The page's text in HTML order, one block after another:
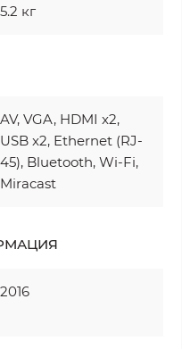
5.2 кг
AV, VGA, HDMI x2,
USB x2, Ethernet (RJ-
45), Bluetooth, Wi-Fi,
Miracast
2016